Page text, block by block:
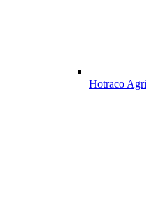
Hotraco Agri